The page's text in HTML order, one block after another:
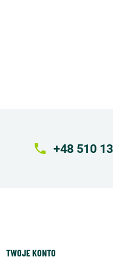
local_phone +48 510
TWOJE KONTO